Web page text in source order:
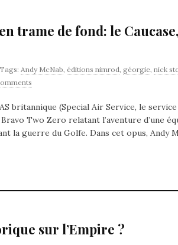
trame de fond: le
Tags: Andy McNab, éditions nimrod, géorgie, nick
britannique (Special Air Service, le
Two Zero relatant l’aventure d’une
la guerre du Golfe. Dans cet opus, Andy
sur l’Empire ?